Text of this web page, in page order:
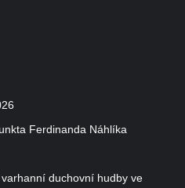
Ferdinanda Náhlíka
duchovní hudby ve